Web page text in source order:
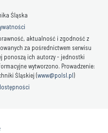
Śląska
aktualność i zgodność z
za pośrednictwem serwisu
ponoszą ich autorzy - jednostki
wytworzono. Prowadzenie:
Śląskiej (www@polsl.pl)